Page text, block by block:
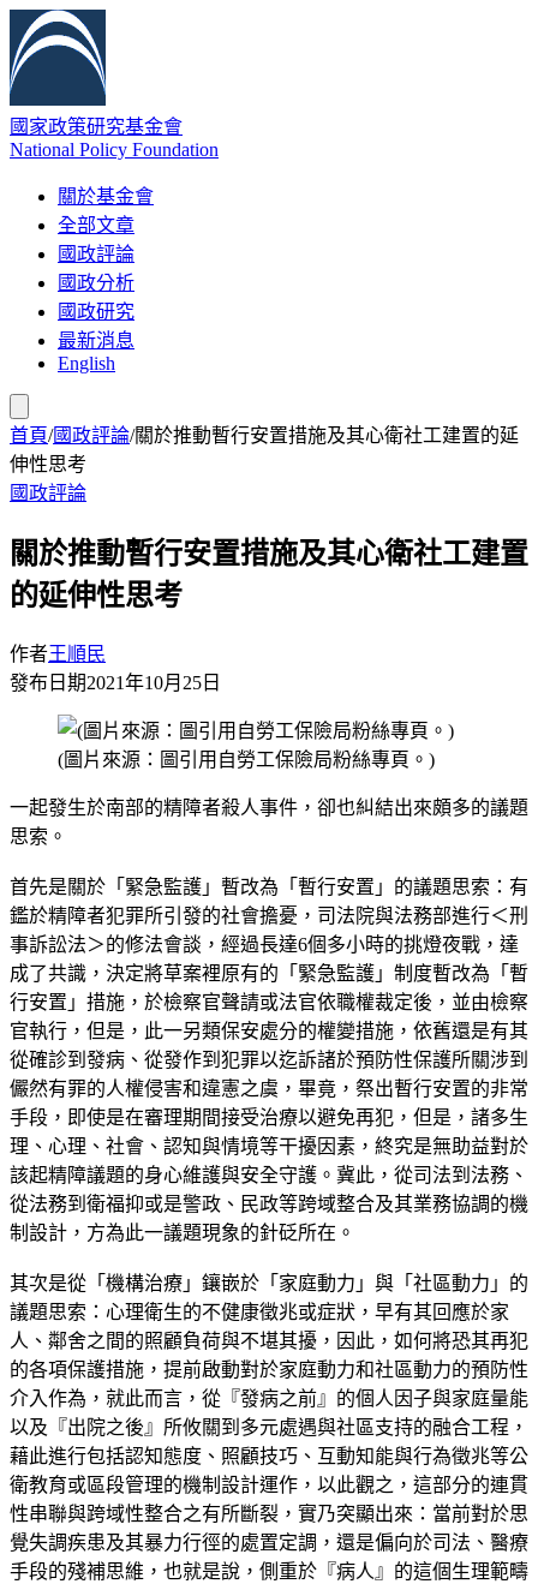
國家政策研究基金會
National Policy Foundation
關於基金會
全部文章
國政評論
國政分析
國政研究
最新消息
English
首頁/國政評論/關於推動暫行安置措施及其心衛社工建置的延
伸性思考
國政評論
關於推動暫行安置措施及其心衛社工建置
的延伸性思考
作者王順民
發布日期2021年10月25日
(圖片來源：圖引用自勞工保險局粉絲專頁。)
一起發生於南部的精障者殺人事件，卻也糾結出來頗多的議題
思索。
首先是關於「緊急監護」暫改為「暫行安置」的議題思索：有
鑑於精障者犯罪所引發的社會擔憂，司法院與法務部進行＜刑
事訴訟法＞的修法會談，經過長達6個多小時的挑燈夜戰，達
成了共識，決定將草案裡原有的「緊急監護」制度暫改為「暫
行安置」措施，於檢察官聲請或法官依職權裁定後，並由檢察
官執行，但是，此一另類保安處分的權變措施，依舊還是有其
從確診到發病、從發作到犯罪以迄訴諸於預防性保護所關涉到
儼然有罪的人權侵害和違憲之虞，畢竟，祭出暫行安置的非常
手段，即使是在審理期間接受治療以避免再犯，但是，諸多生
理、心理、社會、認知與情境等干擾因素，終究是無助益對於
該起精障議題的身心維護與安全守護。冀此，從司法到法務、
從法務到衛福抑或是警政、民政等跨域整合及其業務協調的機
制設計，方為此一議題現象的針砭所在。
其次是從「機構治療」鑲嵌於「家庭動力」與「社區動力」的
議題思索：心理衛生的不健康徵兆或症狀，早有其回應於家
人、鄰舍之間的照顧負荷與不堪其擾，因此，如何將恐其再犯
的各項保護措施，提前啟動對於家庭動力和社區動力的預防性
介入作為，就此而言，從『發病之前』的個人因子與家庭量能
以及『出院之後』所攸關到多元處遇與社區支持的融合工程，
藉此進行包括認知態度、照顧技巧、互動知能與行為徵兆等公
衛教育或區段管理的機制設計運作，以此觀之，這部分的連貫
性串聯與跨域性整合之有所斷裂，實乃突顯出來：當前對於思
覺失調疾患及其暴力行徑的處置定調，還是偏向於司法、醫療
手段的殘補思維，也就是說，側重於『病人』的這個生理範疇